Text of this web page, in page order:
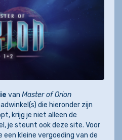
van Master of Orion
die hieronder zijn
krijg je niet alleen de
je steunt ook deze site. Voor
kleine vergoeding van de